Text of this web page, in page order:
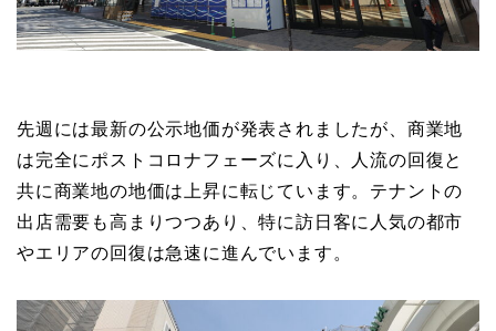
先週には最新の公示地価が発表されましたが、商業地
は完全にポストコロナフェーズに入り、人流の回復と
共に商業地の地価は上昇に転じています。テナントの
出店需要も高まりつつあり、特に訪日客に人気の都市
やエリアの回復は急速に進んでいます。